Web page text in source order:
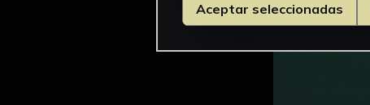
Aceptar seleccionadas